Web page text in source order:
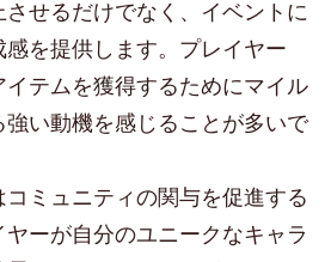
せるだけでなく、イベントに
を提供します。プレイヤー
テムを獲得するためにマイル
い動機を感じることが多いで
ミュニティの関与を促進する
ーが自分のユニークなキャラ